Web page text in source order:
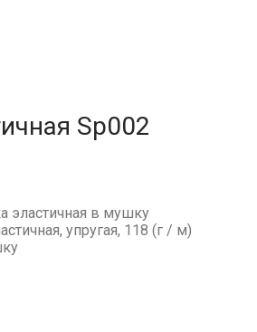
Sp002
эластичная в мушку
упругая, 118 (г / м)